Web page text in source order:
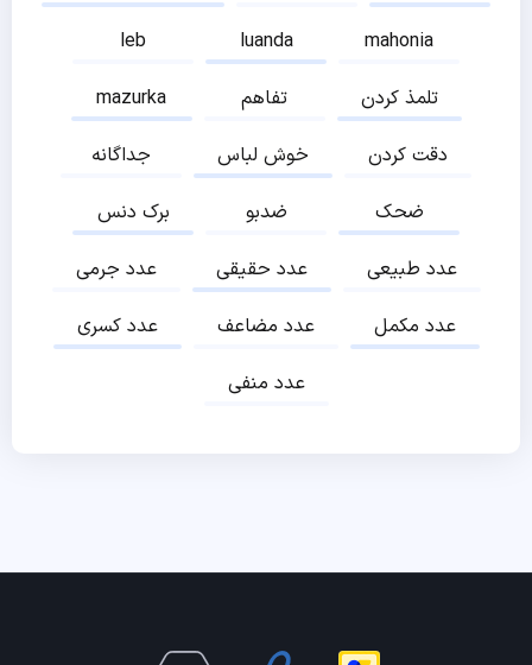
leb
luanda
mahonia
mazurka
تفاهم
تلمذ کردن
جداگانه
خوش لباس
دقت کردن
برک دنس
ضدبو
ضحک
عدد جرمی
عدد حقیقی
عدد طبیعی
عدد کسری
عدد مضاعف
عدد مکمل
عدد منفی